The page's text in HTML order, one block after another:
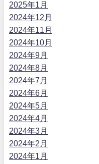
2025年1月
2024年12月
2024年11月
2024年10月
2024年9月
2024年8月
2024年7月
2024年6月
2024年5月
2024年4月
2024年3月
2024年2月
2024年1月